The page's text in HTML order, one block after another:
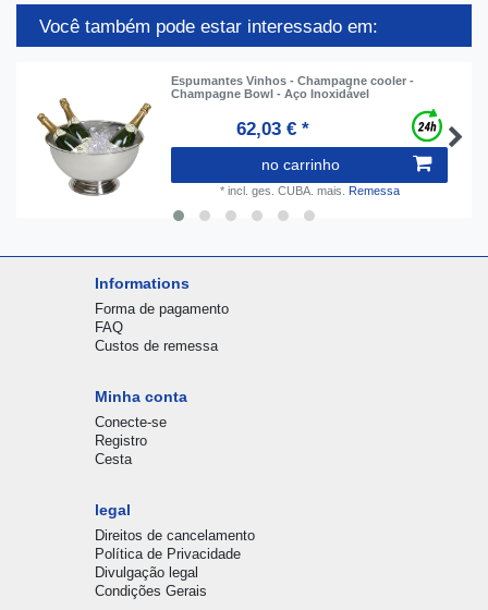
Você também pode estar interessado em:
Espumantes Vinhos - Champagne cooler -
Champagne Bowl - Aço Inoxidável
62,03 € *
no carrinho
* incl. ges. CUBA. mais. Remessa
Informations
Forma de pagamento
FAQ
Custos de remessa
Minha conta
Conecte-se
Registro
Cesta
legal
Direitos de cancelamento
Política de Privacidade
Divulgação legal
Condições Gerais